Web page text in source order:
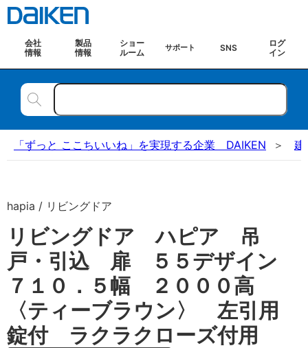
会社
情報
製品
情報
ショー
ルーム
サポート SNS
ログ
イン
「ずっと ここちいいね」を実現する企業 DAIKEN 建
hapia / リビングドア
リビングドア ハピア 吊
戸・引込 扉 ５５デザイン
７１０．５幅 ２０００高
〈ティーブラウン〉 左引用
錠付 ラクラクローズ付用